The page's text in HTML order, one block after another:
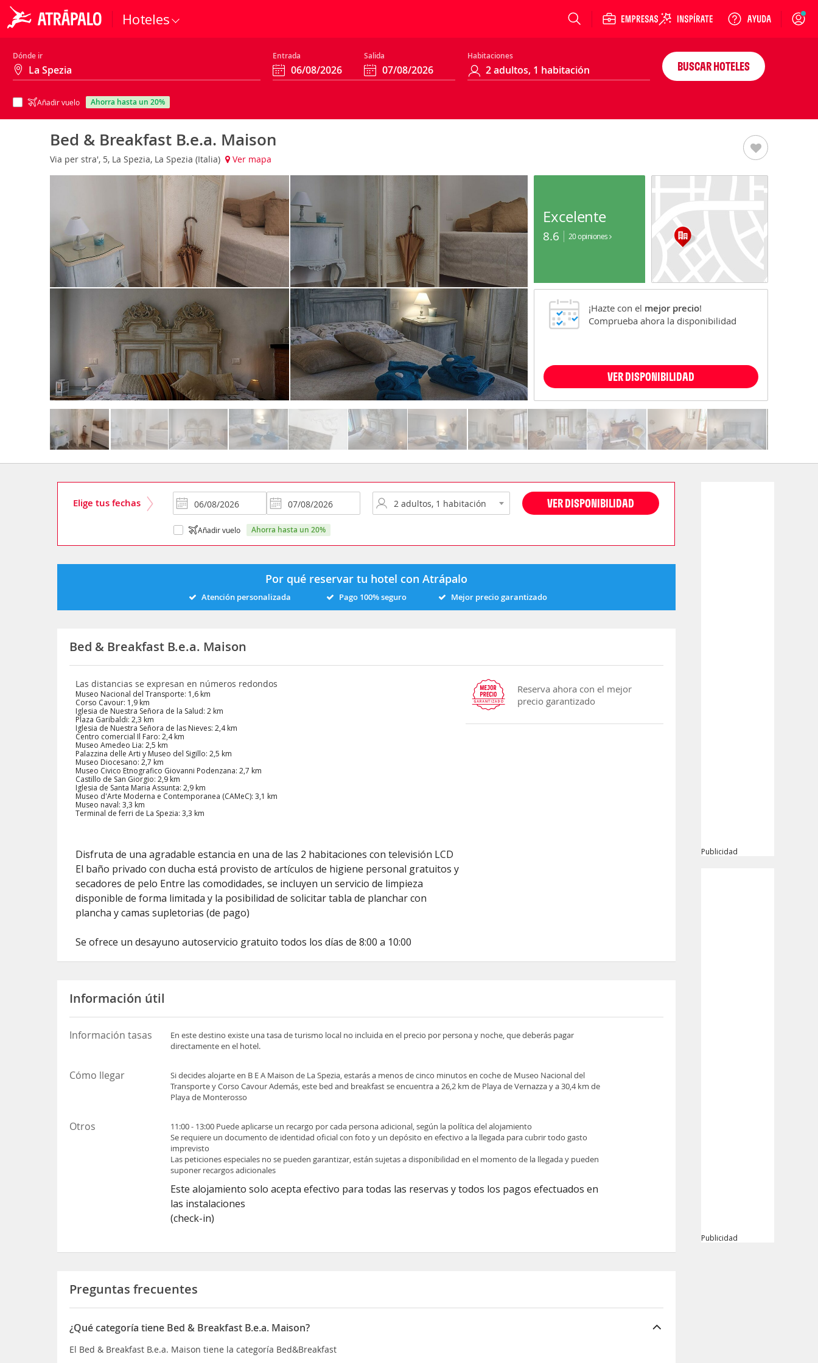
Hoteles Login
Dónde ir Entrada Salida Habitaciones
Añadir vuelo ahorra hasta un 20%
BUSCAR HOTELES
Bed & Breakfast B.e.a. Maison
Via per stra', 5, La Spezia, La Spezia (Italia) Ver mapa
Excelente
8.6 20 opiniones
¡Hazte con el mejor precio!
Comprueba ahora la disponibilidad
VER DISPONIBILIDAD
Elige tus fechas VER DISPONIBILIDAD
Añadir vuelo ahorra hasta un 20%
Por qué reservar tu hotel con Atrápalo
Atención personalizada Pago 100% seguro Mejor precio garantizado
Bed & Breakfast B.e.a. Maison
Las distancias se expresan en números redondos
Museo Nacional del Transporte: 1,6 km
Corso Cavour: 1,9 km
Iglesia de Nuestra Señora de la Salud: 2 km
Plaza Garibaldi: 2,3 km
Iglesia de Nuestra Señora de las Nieves: 2,4 km
Centro comercial Il Faro: 2,4 km
Museo Amedeo Lia: 2,5 km
Palazzina delle Arti y Museo del Sigillo: 2,5 km
Museo Diocesano: 2,7 km
Museo Civico Etnografico Giovanni Podenzana: 2,7 km
Castillo de San Giorgio: 2,9 km
Iglesia de Santa Maria Assunta: 2,9 km
Museo d'Arte Moderna e Contemporanea (CAMeC): 3,1 km
Museo naval: 3,3 km
Terminal de ferri de La Spezia: 3,3 km
Disfruta de una agradable estancia en una de las 2 habitaciones con televisión LCD
El baño privado con ducha está provisto de artículos de higiene personal gratuitos y
secadores de pelo Entre las comodidades, se incluyen un servicio de limpieza
disponible de forma limitada y la posibilidad de solicitar tabla de planchar con
plancha y camas supletorias (de pago)
Se ofrece un desayuno autoservicio gratuito todos los días de 8:00 a 10:00
Reserva ahora con el mejor
precio garantizado
Información útil
Información tasas
En este destino existe una tasa de turismo local no incluida en el precio por persona y noche, que deberás pagar
directamente en el hotel.
Cómo llegar
Si decides alojarte en B E A Maison de La Spezia, estarás a menos de cinco minutos en coche de Museo Nacional del
Transporte y Corso Cavour Además, este bed and breakfast se encuentra a 26,2 km de Playa de Vernazza y a 30,4 km de
Playa de Monterosso
Otros
11:00 - 13:00 Puede aplicarse un recargo por cada persona adicional, según la política del alojamiento
Se requiere un documento de identidad oficial con foto y un depósito en efectivo a la llegada para cubrir todo gasto
imprevisto
Las peticiones especiales no se pueden garantizar, están sujetas a disponibilidad en el momento de la llegada y pueden
suponer recargos adicionales
Este alojamiento solo acepta efectivo para todas las reservas y todos los pagos efectuados en
las instalaciones
(check-in)
Preguntas frecuentes
¿Qué categoría tiene Bed & Breakfast B.e.a. Maison?
El Bed & Breakfast B.e.a. Maison tiene la categoría Bed&Breakfast
Publicidad
Publicidad